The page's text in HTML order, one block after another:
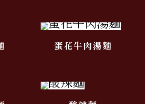
蛋花牛肉湯麵